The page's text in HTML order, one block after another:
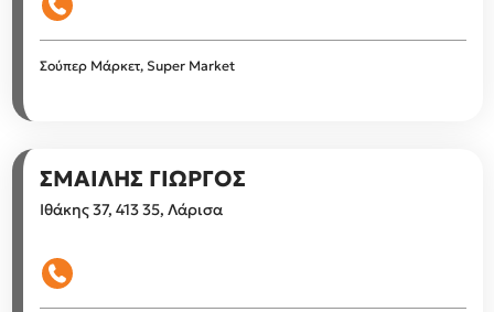
Σούπερ Μάρκετ, Super Market
ΣΜΑΙΛΗΣ ΓΙΩΡΓΟΣ
Ιθάκης 37, 413 35, Λάρισα